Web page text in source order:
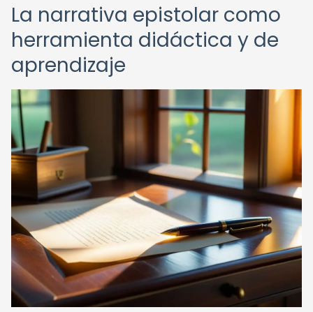
La narrativa epistolar como
herramienta didáctica y de
aprendizaje